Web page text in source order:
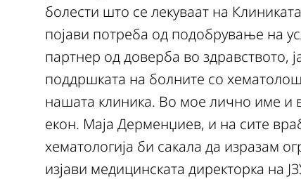
болести што се лекуваат на
појави потреба од подобрување на
партнер од доверба во здравството,
поддршката на болните со
нашата клиника. Во мое лично име и
екон. Маја Дерменџиев, и на сите
хематологија би сакала да изразам
изјави медицинската директорка на